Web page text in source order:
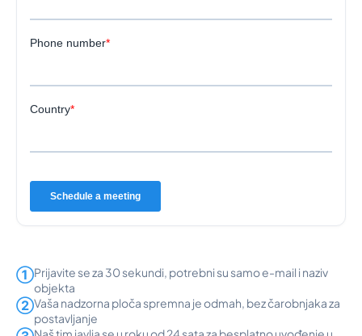
①Prijavite se za 30 sekundi, potrebni su samo e-mail i naziv
objekta
②Vaša nadzorna ploča spremna je odmah, bez čarobnjaka za
postavljanje